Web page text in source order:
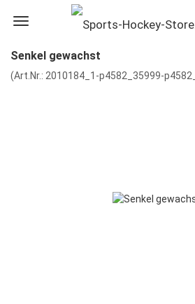
Senkel gewachst
(Art.Nr.: 2010184_1-p4582_35999-